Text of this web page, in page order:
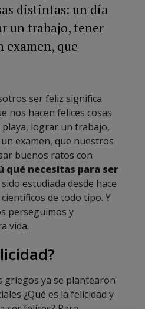
distintas: un día
un trabajo, tener
examen, que
ser feliz significa
nos hacen felices cosas
lograr un trabajo,
examen, que nuestros
buenos ratos con
qué necesitas para ser
estudiada desde hace
de todo tipo. Y
perseguimos y
vida.
griegos ya se plantearon
¿Qué es la felicidad y